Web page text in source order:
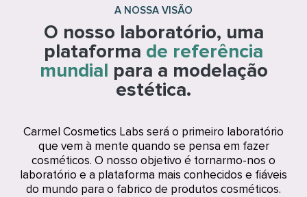
A NOSSA VISÃO
O nosso laboratório, uma
plataforma de referência
mundial para a modelação
estética.
Carmel Cosmetics Labs será o primeiro laboratório
que vem à mente quando se pensa em fazer
cosméticos. O nosso objetivo é tornarmo-nos o
laboratório e a plataforma mais conhecidos e fiáveis
do mundo para o fabrico de produtos cosméticos.